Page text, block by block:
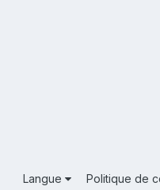
Langue Politique de